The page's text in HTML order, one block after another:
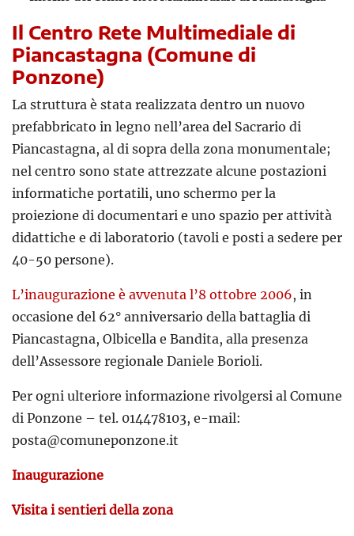
Il Centro Rete Multimediale di
Piancastagna (Comune di
Ponzone)
La struttura è stata realizzata dentro un nuovo
prefabbricato in legno nell’area del Sacrario di
Piancastagna, al di sopra della zona monumentale;
nel centro sono state attrezzate alcune postazioni
informatiche portatili, uno schermo per la
proiezione di documentari e uno spazio per attività
didattiche e di laboratorio (tavoli e posti a sedere per
40-50 persone).
L’inaugurazione è avvenuta l’8 ottobre 2006, in
occasione del 62° anniversario della battaglia di
Piancastagna, Olbicella e Bandita, alla presenza
dell’Assessore regionale Daniele Borioli.
Per ogni ulteriore informazione rivolgersi al Comune
di Ponzone – tel. 014478103, e-mail:
posta@comuneponzone.it
Inaugurazione
Visita i sentieri della zona